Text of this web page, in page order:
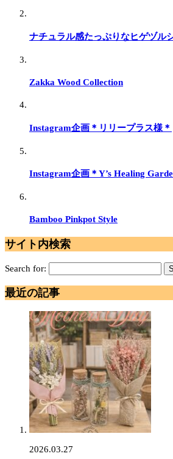
ナチュラル感たっぷりなヒゲヅル
Zakka Wood Collection
Instagram企画＊リリープラス様＊
Instagram企画＊Y’s Healing
Bamboo Pinkpot Style
サイト内検索
Search for:
最近の記事
2026.03.27